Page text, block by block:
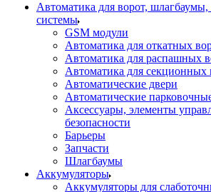
Автоматика для ворот,
системы
GSM модули
Автоматика для откатных
Автоматика для распашных
Автоматика для секционных
Автоматические двери
Автоматические
Аксессуары, элементы
безопасности
Барьеры
Запчасти
Шлагбаумы
Аккумуляторы
Аккумуляторы для